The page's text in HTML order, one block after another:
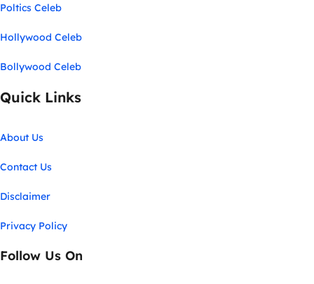
Poltics Celeb
Hollywood Celeb
Bollywood Celeb
Quick Links
About Us
Contact Us
Disclaimer
Privacy Policy
Follow Us On